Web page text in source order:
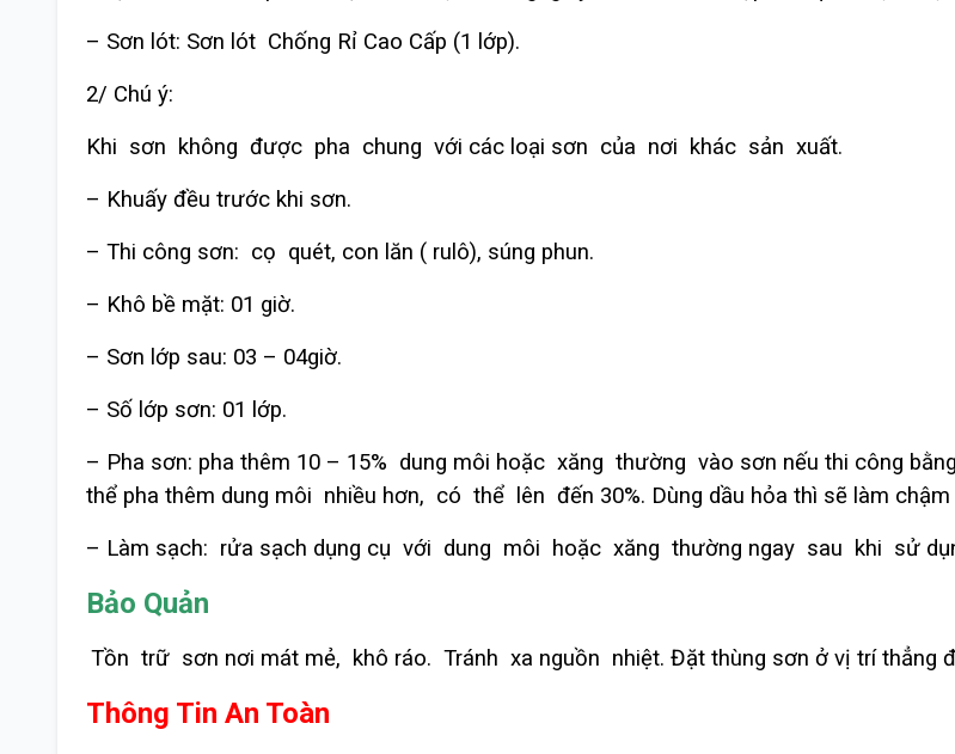
– Sơn lót: Sơn lót Chống Rỉ Cao Cấp (1 lớp).
2/ Chú ý:
Khi sơn không được pha chung với các loại sơn của nơi khác sản xuất.
– Khuấy đều trước khi sơn.
– Thi công sơn: cọ quét, con lăn ( rulô), súng phun.
– Khô bề mặt: 01 giờ.
– Sơn lớp sau: 03 – 04giờ.
– Số lớp sơn: 01 lớp.
– Pha sơn: pha thêm 10 – 15% dung môi hoặc xăng thường vào sơn nếu thi công
thể pha thêm dung môi nhiều hơn, có thể lên đến 30%. Dùng dầu hỏa thì sẽ làm
– Làm sạch: rửa sạch dụng cụ với dung môi hoặc xăng thường ngay sau khi sử
Bảo Quản
Tồn trữ sơn nơi mát mẻ, khô ráo. Tránh xa nguồn nhiệt. Đặt thùng sơn ở vị trí thẳng
Thông Tin An Toàn